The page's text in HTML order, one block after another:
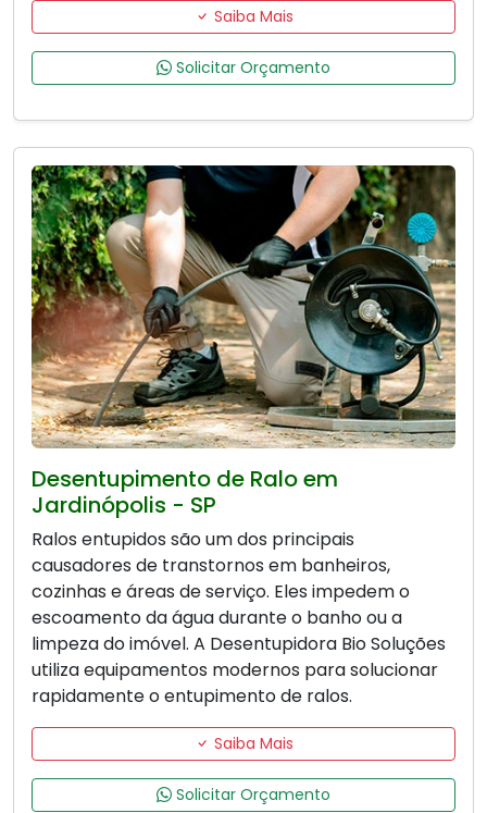
Saiba Mais
Solicitar Orçamento
Desentupimento de Ralo em
Jardinópolis - SP
Ralos entupidos são um dos principais
causadores de transtornos em banheiros,
cozinhas e áreas de serviço. Eles impedem o
escoamento da água durante o banho ou a
limpeza do imóvel. A Desentupidora Bio Soluções
utiliza equipamentos modernos para solucionar
rapidamente o entupimento de ralos.
Saiba Mais
Solicitar Orçamento